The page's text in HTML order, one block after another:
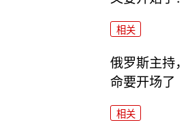
相关
俄罗斯主持
命要开场了
相关